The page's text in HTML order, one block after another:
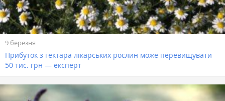
9 березня
Прибуток з гектара лікарських рослин може перевищувати
50 тис. грн — експерт